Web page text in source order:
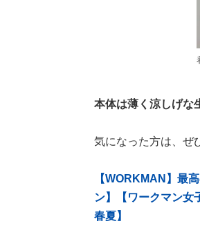
本体は薄く涼しげな
気になった方は、ぜ
【WORKMAN】最
ン】【ワークマン女
春夏】